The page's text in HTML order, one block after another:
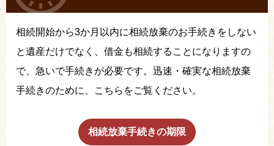
相続開始から3か月以内に相続放棄のお手続きをしない
と遺産だけでなく、借金も相続することになりますの
で、急いで手続きが必要です。迅速・確実な相続放棄
手続きのために、こちらをご覧ください。
相続放棄手続きの期限